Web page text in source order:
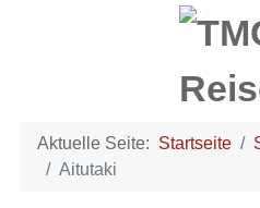
Aktuelle Seite: Startseite
Aitutaki